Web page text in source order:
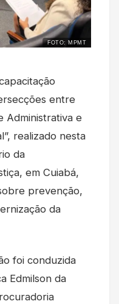
FOTO: MPMT
entre
Administrativa e
realizado nesta
da
em Cuiabá,
prevenção,
da
foi conduzida
Edmilson da